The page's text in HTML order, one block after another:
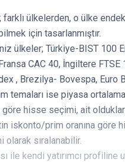
farklı ülkelerden, o ülke
için tasarlanmıştır.
ülkeler; Türkiye-BIST
CAC 40, İngiltere
, Brezilya- Bovespa, Euro
temaları ise piyasa
hisse seçimi, ait
iskonto/prim oranına
sıralanabilir.
ile kendi yatırımcı